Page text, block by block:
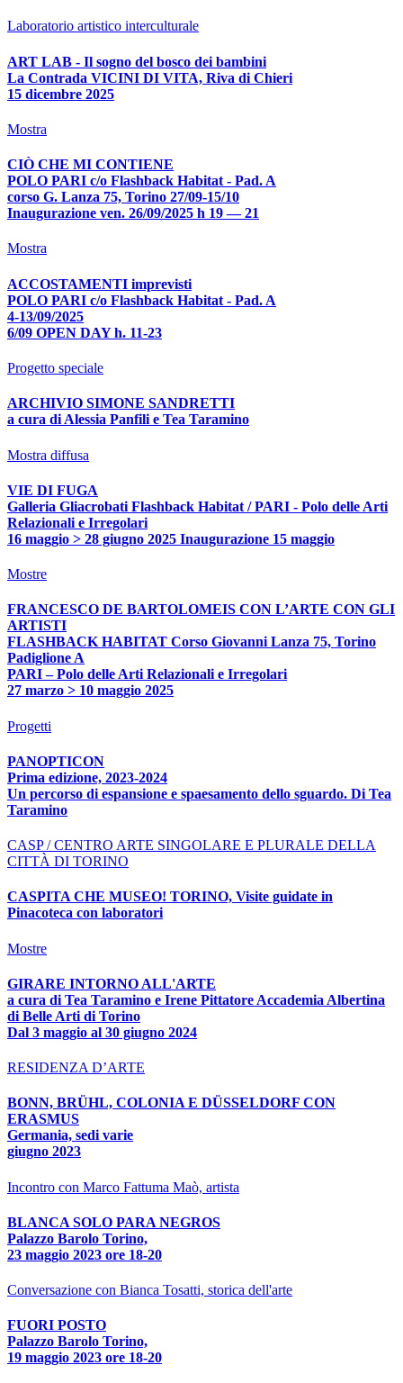
Laboratorio artistico interculturale
ART LAB - Il sogno del bosco dei bambini
La Contrada VICINI DI VITA, Riva di Chieri
15 dicembre 2025
Mostra
CIÒ CHE MI CONTIENE
POLO PARI c/o Flashback Habitat - Pad. A
corso G. Lanza 75, Torino 27/09-15/10
Inaugurazione ven. 26/09/2025 h 19 — 21
Mostra
ACCOSTAMENTI imprevisti
POLO PARI c/o Flashback Habitat - Pad. A
4-13/09/2025
6/09 OPEN DAY h. 11-23
Progetto speciale
ARCHIVIO SIMONE SANDRETTI
a cura di Alessia Panfili e Tea Taramino
Mostra diffusa
VIE DI FUGA
Galleria Gliacrobati Flashback Habitat / PARI - Polo delle Arti
Relazionali e Irregolari
16 maggio > 28 giugno 2025 Inaugurazione 15 maggio
Mostre
FRANCESCO DE BARTOLOMEIS CON L’ARTE CON GLI
ARTISTI
FLASHBACK HABITAT Corso Giovanni Lanza 75, Torino
Padiglione A
PARI – Polo delle Arti Relazionali e Irregolari
27 marzo > 10 maggio 2025
Progetti
PANOPTICON
Prima edizione, 2023-2024
Un percorso di espansione e spaesamento dello sguardo. Di Tea
Taramino
CASP / CENTRO ARTE SINGOLARE E PLURALE DELLA
CITTÀ DI TORINO
CASPITA CHE MUSEO! TORINO, Visite guidate in
Pinacoteca con laboratori
Mostre
GIRARE INTORNO ALL'ARTE
a cura di Tea Taramino e Irene Pittatore Accademia Albertina
di Belle Arti di Torino
Dal 3 maggio al 30 giugno 2024
RESIDENZA D’ARTE
BONN, BRÜHL, COLONIA E DÜSSELDORF CON
ERASMUS
Germania, sedi varie
giugno 2023
Incontro con Marco Fattuma Maò, artista
BLANCA SOLO PARA NEGROS
Palazzo Barolo Torino,
23 maggio 2023 ore 18-20
Conversazione con Bianca Tosatti, storica dell'arte
FUORI POSTO
Palazzo Barolo Torino,
19 maggio 2023 ore 18-20